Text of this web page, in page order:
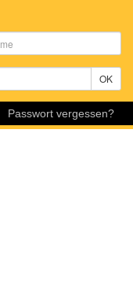
Passwort vergessen?